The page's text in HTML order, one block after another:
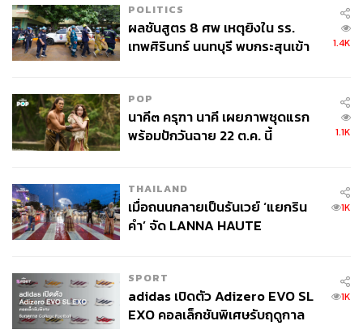
POLITICS
ผลชันสูตร 8 ศพ เหตุยิงใน รร.
เทพศิรินทร์ นนทบุรี พบกระสุนเข้า
1.4K
POP
นาคี๓ ครุฑา นาคี เผยภาพชุดแรก
พร้อมปักวันฉาย 22 ต.ค. นี้
1.1K
THAILAND
เมื่อถนนกลายเป็นรันเวย์ ‘แยกริน
คำ’ จัด LANNA HAUTE
1K
SPORT
adidas เปิดตัว Adizero EVO SL
EXO คอลเล็กชันพิเศษรับฤดูกาล
1K